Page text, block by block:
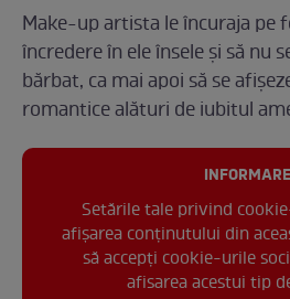
Make-up artista le încuraja pe
încredere în ele însele și să nu
bărbat, ca mai apoi să se
romantice alături de iubitul
INFORMARE
Setările tale privind
afișarea conținutului din
să accepți cookie-urile
afisarea acestui tip